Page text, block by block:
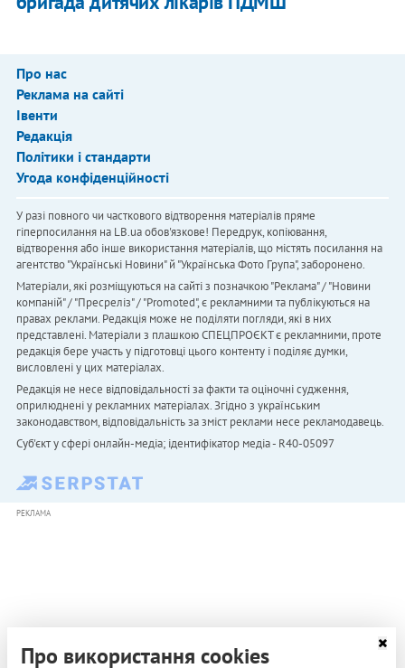
Про нас
Реклама на сайті
Івенти
Редакція
Політики і стандарти
Угода конфіденційності
У разі повного чи часткового відтворення матеріалів пряме
гіперпосилання на LB.ua обов'язкове! Передрук, копіювання,
відтворення або інше використання матеріалів, що містять посилання на
агентство "Українськi Новини" й "Українська Фото Група", заборонено.
Матеріали, які розміщуються на сайті з позначкою "Реклама" / "Новини
компаній" / "Пресреліз" / "Promoted", є рекламними та публікуються на
правах реклами. Редакція може не поділяти погляди, які в них
представлені. Матеріали з плашкою СПЕЦПРОЄКТ є рекламними, проте
редакція бере участь у підготовці цього контенту і поділяє думки,
висловлені у цих матеріалах.
Редакція не несе відповідальності за факти та оціночні судження,
оприлюднені у рекламних матеріалах. Згідно з українським
законодавством, відповідальність за зміст реклами несе рекламодавець.
Cуб'єкт у сфері онлайн-медіа; ідентифікатор медіа - R40-05097
РЕКЛАМА
Про використання cookies